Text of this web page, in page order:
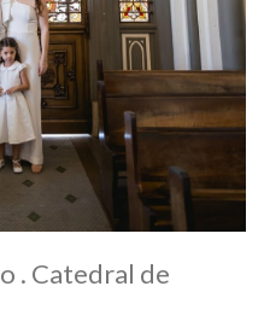
. Catedral de